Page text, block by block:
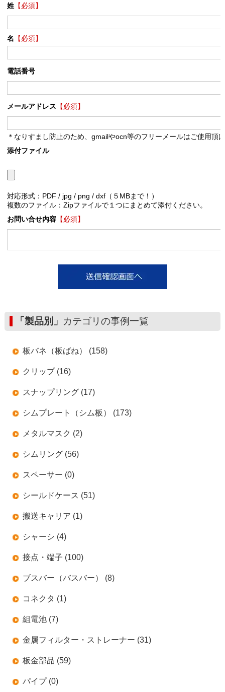
姓【必須】
名 【必須】
電話番号
メールアドレス 【必須】
＊なりすまし防止のため、gmailやocn等のフリーメールはご使用頂
添付ファイル
対応形式：PDF / jpg / png / dxf（５MBまで！）
複数のファイル：Zipファイルで１つにまとめて添付ください。
お問い合せ内容【必須】
「製品別」 カテゴリの事例一覧
板バネ（板ばね） (158)
クリップ (16)
スナップリング (17)
シムプレート（シム板） (173)
メタルマスク (2)
シムリング (56)
スペーサー (0)
シールドケース (51)
搬送キャリア (1)
シャーシ (4)
接点・端子 (100)
ブスバー（バスバー） (8)
コネクタ (1)
組電池 (7)
金属フィルター・ストレーナー (31)
板金部品 (59)
パイプ (0)